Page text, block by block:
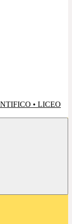
• LICEO